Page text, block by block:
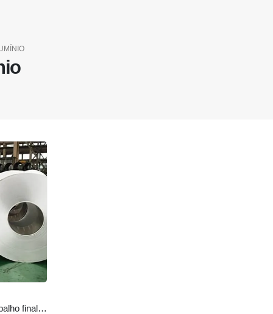
3003 Bobina de alumínio: O cavalo de trabalho final para o formulário & Função